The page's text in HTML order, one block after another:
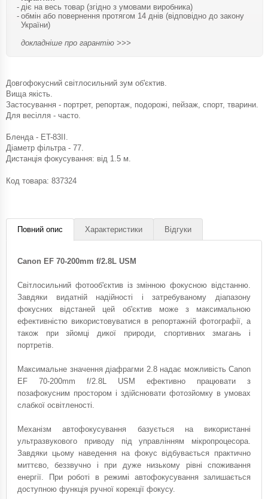
діє на весь товар (згідно з умовами виробника)
обмін або повернення протягом 14 днів (відповідно до закону
України)
докладніше про гарантію >>>
Довгофокусний світлосильний зум об'єктив.
Вища якість.
Застосування - портрет, репортаж, подорожі, пейзаж, спорт, тварини.
Для весілля - часто.
Бленда - ET-83II.
Діаметр фільтра - 77.
Дистанція фокусування: від 1.5 м.
Код товара: 837324
Повний опис Характеристики Відгуки
Canon EF 70-200mm f/2.8L USM
Світлосильний фотооб'єктив із змінною фокусною відстанню.
Завдяки видатній надійності і затребуваному діапазону
фокусних відстаней цей об'єктив може з максимальною
ефективністю використовуватися в репортажній фотографії, а
також при зйомці дикої природи, спортивних змагань і
портретів.
Максимальне значення діафрагми 2.8 надає можливість Canon
EF 70-200mm f/2.8L USM ефективно працювати з
позафокусним простором і здійснювати фотозйомку в умовах
слабкої освітленості.
Механізм автофокусування базується на використанні
ультразвукового приводу під управлінням мікропроцесора.
Завдяки цьому наведення на фокус відбувається практично
миттєво, беззвучно і при дуже низькому рівні споживання
енергії. При роботі в режимі автофокусування залишається
доступною функція ручної корекції фокусу.